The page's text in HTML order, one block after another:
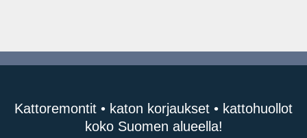
Kattoremontit • katon korjaukset • kattohuollot
koko Suomen alueella!